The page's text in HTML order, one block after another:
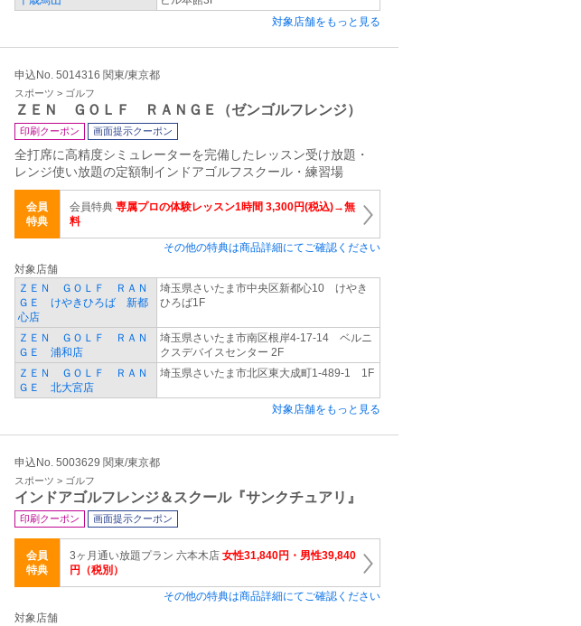
対象店舗をもっと見る
申込No. 5014316 関東/東京都
スポーツ > ゴルフ
ＺＥＮ ＧＯＬＦ ＲＡＮＧＥ（ゼンゴルフレンジ）
印刷クーポン 画面提示クーポン
全打席に高精度シミュレーターを完備したレッスン受け放題・
レンジ使い放題の定額制インドアゴルフスクール・練習場
会員
特典
会員特典 専属プロの体験レッスン1時間 3,300円(税込)→無
料
その他の特典は商品詳細にてご確認ください
対象店舗
ＺＥＮ ＧＯＬＦ ＲＡＮ
ＧＥ けやきひろば 新都
心店
埼玉県さいたま市中央区新都心10 けやき
ひろば1F
ＺＥＮ ＧＯＬＦ ＲＡＮ
ＧＥ 浦和店
埼玉県さいたま市南区根岸4-17-14 ベルニ
クスデバイスセンター 2F
ＺＥＮ ＧＯＬＦ ＲＡＮ
ＧＥ 北大宮店
埼玉県さいたま市北区東大成町1-489-1 1F
対象店舗をもっと見る
申込No. 5003629 関東/東京都
スポーツ > ゴルフ
インドアゴルフレンジ＆スクール『サンクチュアリ』
印刷クーポン 画面提示クーポン
会員
特典
3ヶ月通い放題プラン 六本木店 女性31,840円・男性39,840
円（税別）
その他の特典は商品詳細にてご確認ください
対象店舗